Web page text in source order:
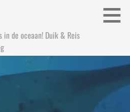
de oceaan! Duik & Reis